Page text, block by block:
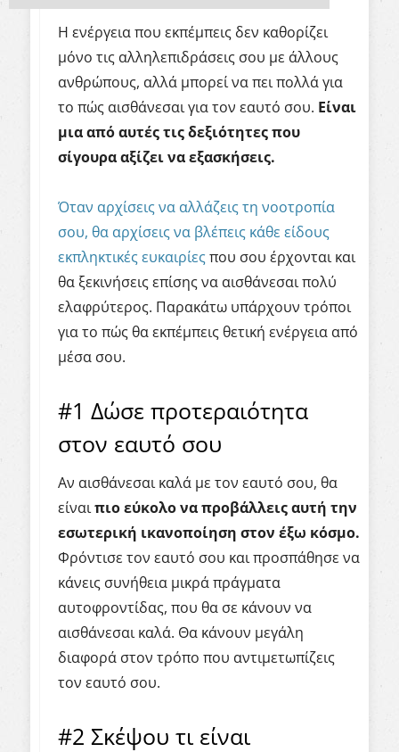
Η ενέργεια που εκπέμπεις δεν καθορίζει
μόνο τις αλληλεπιδράσεις σου με άλλους
ανθρώπους, αλλά μπορεί να πει πολλά για
το πώς αισθάνεσαι για τον εαυτό σου. Είναι
μια από αυτές τις δεξιότητες που
σίγουρα αξίζει να εξασκήσεις.
Όταν αρχίσεις να αλλάζεις τη νοοτροπία
σου, θα αρχίσεις να βλέπεις κάθε είδους
εκπληκτικές ευκαιρίες που σου έρχονται και
θα ξεκινήσεις επίσης να αισθάνεσαι πολύ
ελαφρύτερος. Παρακάτω υπάρχουν τρόποι
για το πώς θα εκπέμπεις θετική ενέργεια από
μέσα σου.
#1 Δώσε προτεραιότητα
στον εαυτό σου
Αν αισθάνεσαι καλά με τον εαυτό σου, θα
είναιπιο εύκολο να προβάλλεις αυτή την
εσωτερική ικανοποίηση στον έξω κόσμο.
Φρόντισε τον εαυτό σου και προσπάθησε να
κάνεις συνήθεια μικρά πράγματα
αυτοφροντίδας, που θα σε κάνουν να
αισθάνεσαι καλά. Θα κάνουν μεγάλη
διαφορά στον τρόπο που αντιμετωπίζεις
τον εαυτό σου.
#2 Σκέψου τι είναι